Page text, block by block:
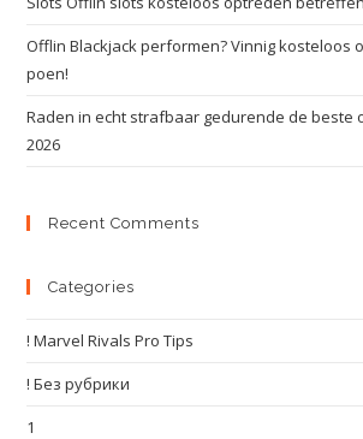
Offlin Blackjack performen? Vinnig kosteloos
poen!
Raden in echt strafbaar gedurende de beste
2026
Recent Comments
Categories
! Marvel Rivals Pro Tips
! Без рубрики
1